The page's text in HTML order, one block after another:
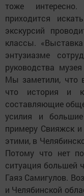
тоже
приходится
экскурсий
классы.
энтузиазме
руководства
Мы заметили, что
что история и
составляющие
усилия и
примеру Свияжск
этими, в
Потому что нет
ситуация большей
Гаяз Самигулов.
и Челябинской